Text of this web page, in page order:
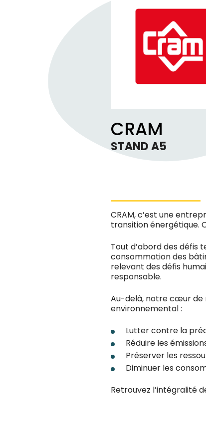
CRAM
STAND A5
CRAM, c’est une
transition énergétique.
Tout d’abord des défis
consommation des
relevant des défis
responsable.
Au-delà, notre cœur de
environnemental :
Lutter contre la
Réduire les
Préserver les
Diminuer les
Retrouvez l’intégralité